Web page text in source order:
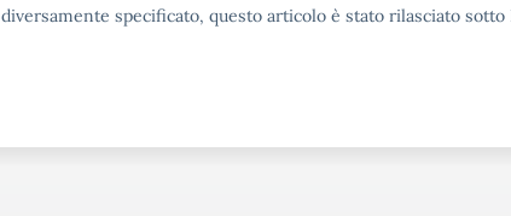
specificato, questo articolo è stato rilasciato